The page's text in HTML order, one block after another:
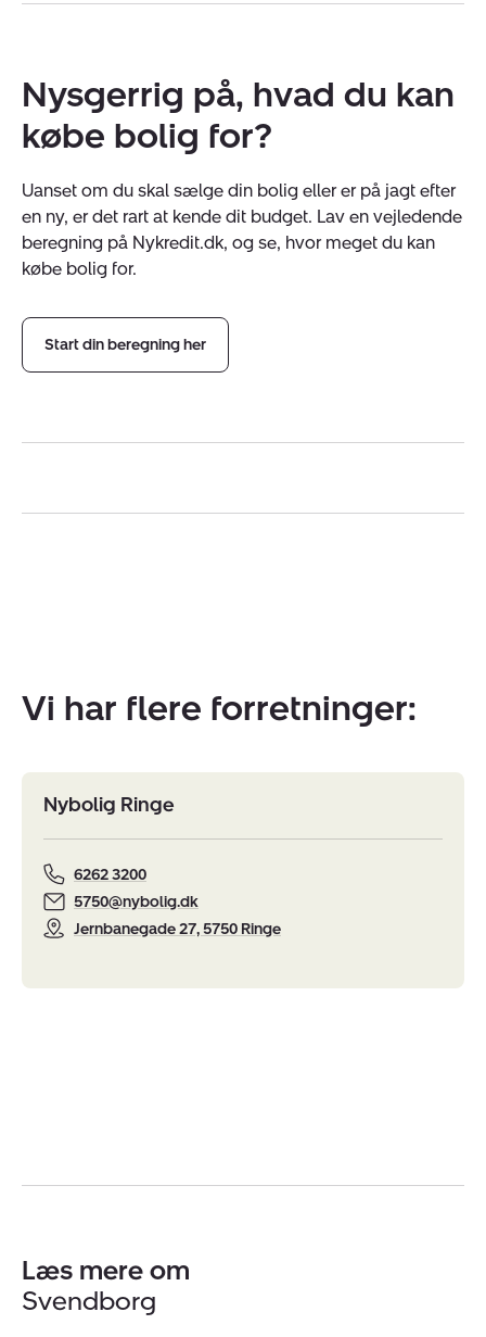
Nysgerrig på, hvad du kan
købe bolig for?
Uanset om du skal sælge din bolig eller er på jagt efter
en ny, er det rart at kende dit budget. Lav en vejledende
beregning på Nykredit.dk, og se, hvor meget du kan
købe bolig for.
Start din beregning her
Vi har flere forretninger:
Nybolig Ringe
6262 3200
5750@nybolig.dk
Jernbanegade 27, 5750 Ringe
Læs mere om
Svendborg